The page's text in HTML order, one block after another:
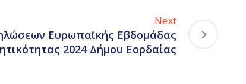
Next
Ευρωπαϊκής Εβδομάδας
2024 Δήμου Εορδαίας